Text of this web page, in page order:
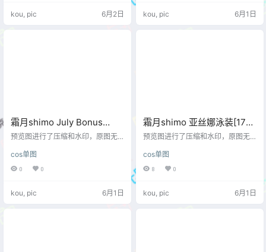
kou, pic 6月2日 kou, pic 6月1日
霜月shimo July Bonus
[15P-230MB]
预览图进行了压缩和水印，原图无
cos单图
0 0
kou, pic 6月1日
霜月shimo 亚丝娜泳装[17P-
349MB]
预览图进行了压缩和水印，原图无
cos单图
8 0
kou, pic 6月1日